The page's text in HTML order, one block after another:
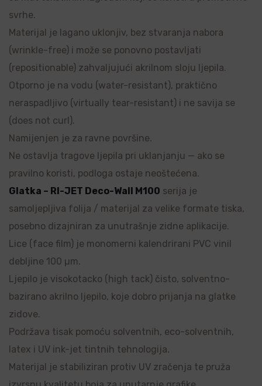
svrhe.
Materijal je lagano uklonjiv, bez stvaranja nabora
(wrinkle-free) i može se ponovno postavljati
(repositionable) zahvaljujući akrilnom sloju ljepila.
Otporno je na vodu (water-resistant), praktično
neraspadljivo (virtually tear-resistant) i ne savija se
(does not curl).
Namijenjen je za ravne površine.
Ne ostavlja tragove ljepila pri uklanjanju — ako se
pravilno koristi, podloga ostaje neoštećena.
Glatka – RI-JET Deco-Wall M100 serija je
samoljepljiva folija / materijal za velike formate tiska,
posebno dizajniran za unutrašnje zidne aplikacije.
Lice (face film) je monomerni kalendrirani PVC vinil
debljine 100 µm.
Ljepilo je visokotacko (high tack) čisto, solventno-
bazirano akrilno ljepilo, koje dobro prijanja na glatke
zidove.
Podržava tisak pomoću solventnih, eco-solventnih,
latex i UV ink-jet tintnih tehnologija.
Materijal je stabiliziran protiv UV zračenja te pruža